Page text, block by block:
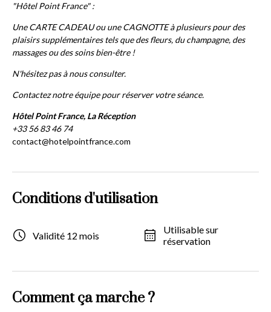
"Hôtel Point France" :
Une CARTE CADEAU ou une CAGNOTTE à plusieurs pour des
plaisirs supplémentaires tels que des fleurs, du champagne, des
massages ou des soins bien-être !
N'hésitez pas à nous consulter.
Contactez notre équipe pour réserver votre séance.
Hôtel Point France, La Réception
+33 56 83 46 74
contact@hotelpointfrance.com
Conditions d'utilisation
Validité 12 mois
Utilisable sur
réservation
Comment ça marche ?